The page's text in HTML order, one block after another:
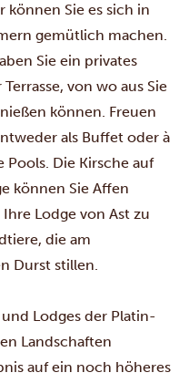
können Sie es sich in
gemütlich machen.
Sie ein privates
von wo aus Sie
können. Freuen
als Buffet oder à
Die Kirsche auf
können Sie Affen
Lodge von Ast zu
die am
Durst stillen.
Lodges der Platin-
Landschaften
auf ein noch höheres